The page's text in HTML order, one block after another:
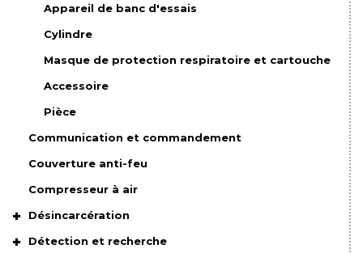
Appareil de banc d'essais
Cylindre
Masque de protection respiratoire et cartouche
Accessoire
Pièce
Communication et commandement
Couverture anti-feu
Compresseur à air
Désincarcération
Détection et recherche